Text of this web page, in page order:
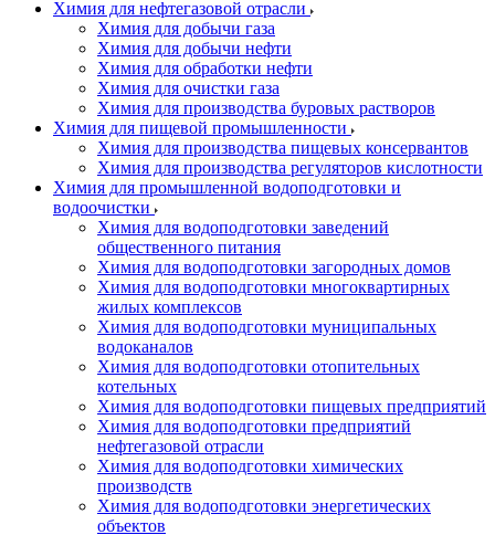
Химия для нефтегазовой отрасли
Химия для добычи газа
Химия для добычи нефти
Химия для обработки нефти
Химия для очистки газа
Химия для производства буровых растворов
Химия для пищевой промышленности
Химия для производства пищевых консервантов
Химия для производства регуляторов кислотности
Химия для промышленной водоподготовки и
водоочистки
Химия для водоподготовки заведений
общественного питания
Химия для водоподготовки загородных домов
Химия для водоподготовки многоквартирных
жилых комплексов
Химия для водоподготовки муниципальных
водоканалов
Химия для водоподготовки отопительных
котельных
Химия для водоподготовки пищевых предприятий
Химия для водоподготовки предприятий
нефтегазовой отрасли
Химия для водоподготовки химических
производств
Химия для водоподготовки энергетических
объектов